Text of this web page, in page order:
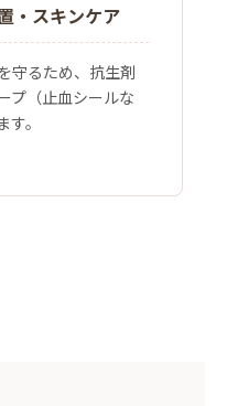
・スキンケア
守るため、抗生剤
プ（止血シールな
。